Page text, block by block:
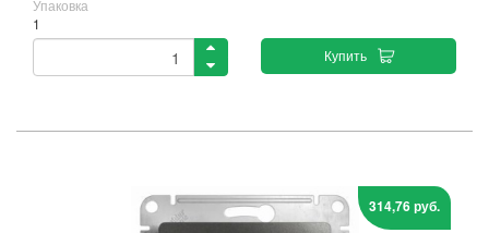
Упаковка
1
Купить
314,76 руб.